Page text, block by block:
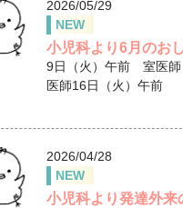
2026/05/29
NEW
小児科より6月のお
9日（火）午前 室医
医師16日（火）午前
2026/04/28
NEW
小児科より発達外来